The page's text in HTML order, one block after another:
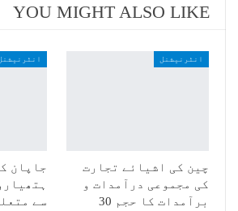
YOU MIGHT ALSO LIKE
انٹرنیشنل
چین کی اشیائے تجارت
کی مجموعی درآمدات و
برآمدات کا حجم 30
انٹرنیشنل
جاپان
سے